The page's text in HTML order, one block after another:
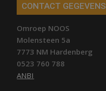
CONTACT GEGEVENS
Omroep NOOS
Molensteen 5a
7773 NM Hardenberg
0523 760 788
ANBI